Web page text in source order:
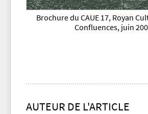
Brochure du CAUE 17, Royan
Confluences, juin
AUTEUR DE L'ARTICLE